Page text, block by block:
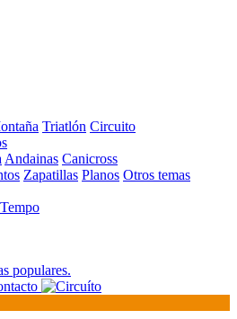
Triatlón Circuito
Andainas Canicross
Zapatillas Planos Otros temas